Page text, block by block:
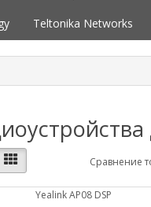
Teltonika Networks
Сравнение